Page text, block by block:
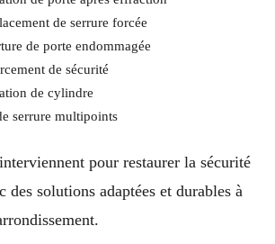
de serrure forcée
de porte endommagée
de sécurité
de cylindre
serrure multipoints
pour restaurer la sécurité
des solutions adaptées et durables à